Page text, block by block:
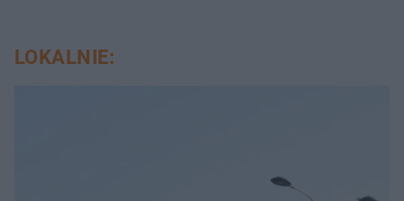
LOKALNIE: